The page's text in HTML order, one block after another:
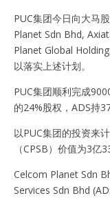
PUC集团今日向大马
Planet Sdn Bhd,
Planet Global
以落实上述计划。
PUC集团顺利完成
的24%股权，ADS持
以PUC集团的投资来
（CPSB）价值为3亿
Celcom Planet Sdn
Services Sdn Bhd